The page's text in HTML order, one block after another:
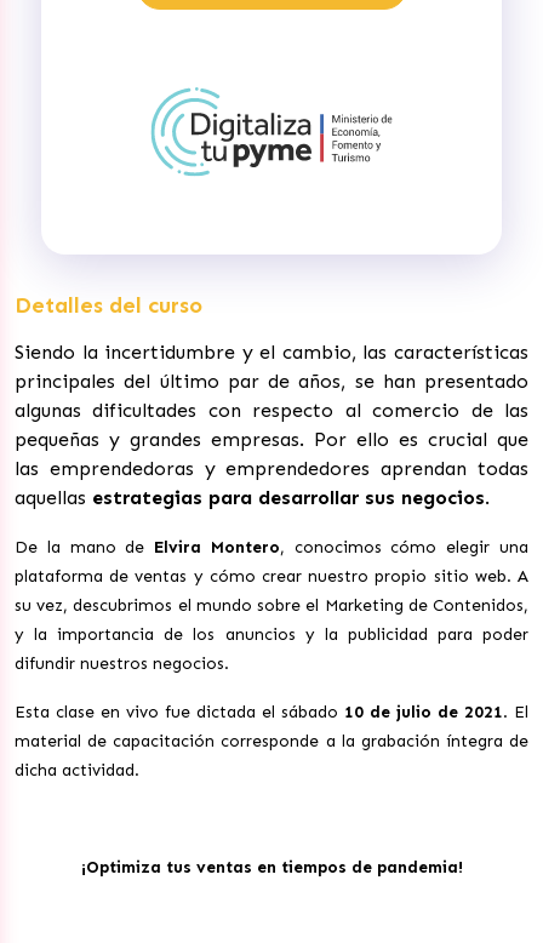
Detalles del curso
Siendo la incertidumbre y el cambio, las características
principales del último par de años, se han presentado
algunas dificultades con respecto al comercio de las
pequeñas y grandes empresas. Por ello es crucial que
las emprendedoras y emprendedores aprendan todas
aquellas estrategias para desarrollar sus negocios.
De la mano de Elvira Montero, conocimos cómo elegir una
plataforma de ventas y cómo crear nuestro propio sitio web. A
su vez, descubrimos el mundo sobre el Marketing de Contenidos,
y la importancia de los anuncios y la publicidad para poder
difundir nuestros negocios.
Esta clase en vivo fue dictada el sábado 10 de julio de 2021. El
material de capacitación corresponde a la grabación íntegra de
dicha actividad.
¡Optimiza tus ventas en tiempos de pandemia!